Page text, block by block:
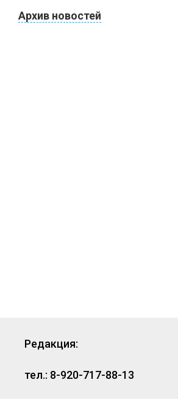
Архив новостей
Редакция:
тел.: 8-920-717-88-13